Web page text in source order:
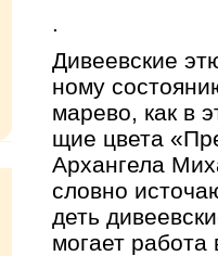
Ди­ве­ев­ские
но­му
ма­ре­во, как в
щие цвета
Ар­хан­ге­ла
слов­но
деть
мо­га­ет